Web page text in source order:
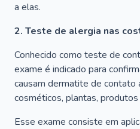
a elas.
2. Teste de alergia nas
Conhecido como teste de
exame é indicado para
causam dermatite de contato
cosméticos, plantas,
Esse exame consiste em